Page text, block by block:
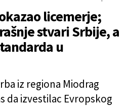
licemerje;
stvari Srbije, a
u
iz regiona Miodrag
da izvestilac Evropskog